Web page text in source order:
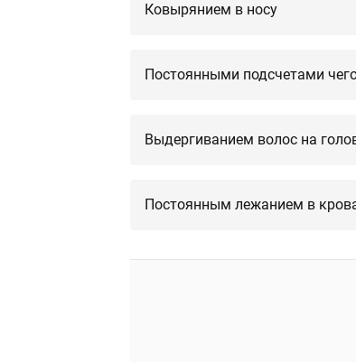
Ковырянием в носу
Постоянными подсчетами
Выдергиванием волос на
Постоянным лежанием в